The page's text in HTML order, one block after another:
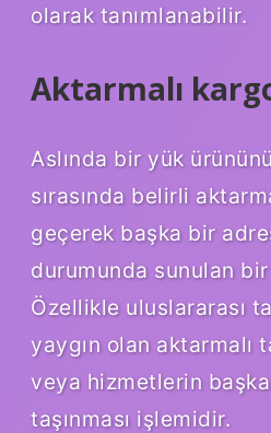
olarak tanımlanabilir.
Aktarmalı
Aslında bir yük
sırasında belirli
geçerek başka bir
durumunda sunulan
Özellikle uluslararası
yaygın olan aktarmalı
veya hizmetlerin
taşınması işlemidir.